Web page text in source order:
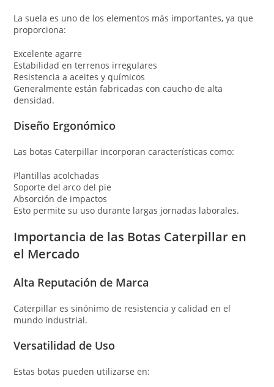
La suela es uno de los elementos más importantes, ya que
proporciona:
Excelente agarre
Estabilidad en terrenos irregulares
Resistencia a aceites y químicos
Generalmente están fabricadas con caucho de alta
densidad.
Diseño Ergonómico
Las botas Caterpillar incorporan características como:
Plantillas acolchadas
Soporte del arco del pie
Absorción de impactos
Esto permite su uso durante largas jornadas laborales.
Importancia de las Botas Caterpillar en
el Mercado
Alta Reputación de Marca
Caterpillar es sinónimo de resistencia y calidad en el
mundo industrial.
Versatilidad de Uso
Estas botas pueden utilizarse en: